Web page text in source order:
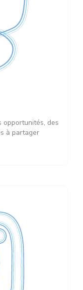
opportunités, des
à partager